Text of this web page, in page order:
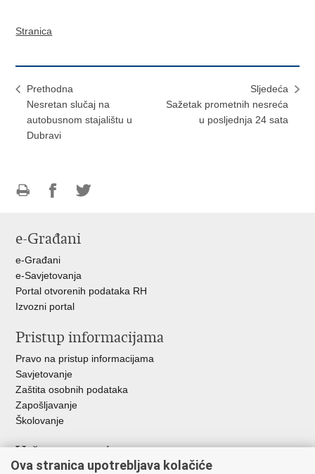
Stranica
Prethodna
Nesretan slučaj na
autobusnom stajalištu u
Dubravi
Sljedeća
Sažetak prometnih nesreća
u posljednja 24 sata
FacebookuTwitteru
e-Građani
e-Građani
e-Savjetovanja
Portal otvorenih podataka RH
Izvozni portal
Pristup informacijama
Pravo na pristup informacijama
Savjetovanje
Zaštita osobnih podataka
Zapošljavanje
Školovanje
Važne poveznice
Ova stranica upotrebljava kolačiće